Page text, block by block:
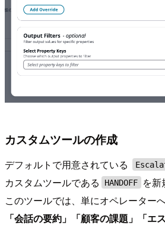
カスタムツールの作成
デフォルトで用意されている
カスタムツールである
HANDOFF
を新
このツールでは、単にオペレーター
「会話の要約」「顧客の課題」「エ